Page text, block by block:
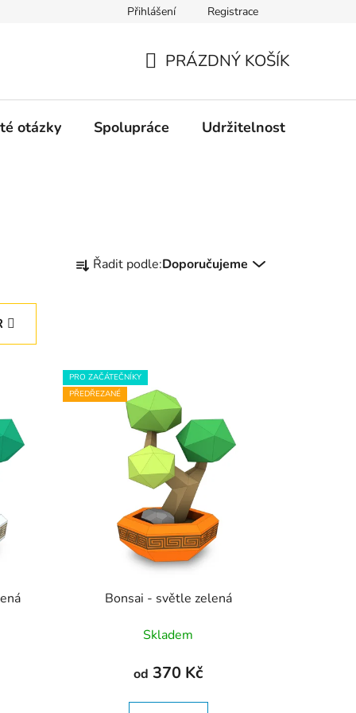
Přihlášení Registrace
KOŠÍK
PRÁZDNÝ KOŠÍK
otázky Spolupráce Udržitelnost
a
p
r
Řadit podle:Doporučujeme
PRO ZAČÁTEČNÍKY
PŘEDŘEZANÉ
Bonsai - světle zelená
Skladem
od 370 Kč